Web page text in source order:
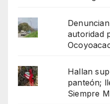
autoridad
Hallan
panteón;
Siempre